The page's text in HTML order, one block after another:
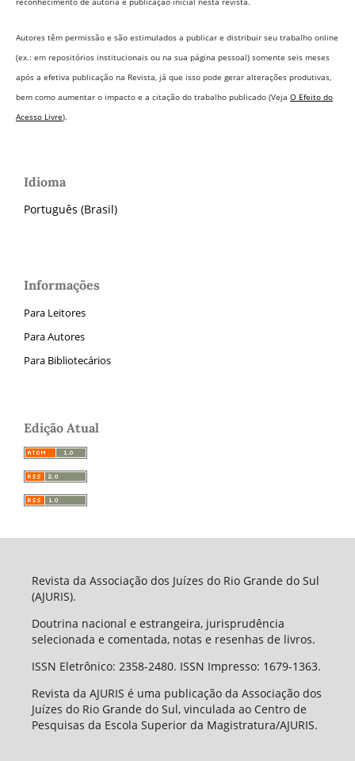
Autores têm permissão e são estimulados a publicar e distribuir seu trabalho online
(ex.: em repositórios institucionais ou na sua página pessoal) somente seis meses
após a efetiva publicação na Revista, já que isso pode gerar alterações produtivas,
bem como aumentar o impacto e a citação do trabalho publicado (Veja O Efeito do
Acesso Livre).
Idioma
Português (Brasil)
Informações
Para Leitores
Para Autores
Para Bibliotecários
Edição Atual
Revista da Associação dos Juízes do Rio Grande do Sul
(AJURIS).
Doutrina nacional e estrangeira, jurisprudência
selecionada e comentada, notas e resenhas de livros.
ISSN Eletrônico: 2358-2480. ISSN Impresso: 1679-1363.
Revista da AJURIS é uma publicação da Associação dos
Juízes do Rio Grande do Sul, vinculada ao Centro de
Pesquisas da Escola Superior da Magistratura/AJURIS.